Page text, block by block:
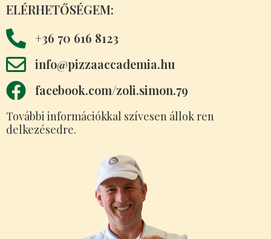
ELÉRHETŐSÉGEM:
+36 70 616 8123
info@pizzaaccademia.hu
facebook.com/zoli.simon.79
További információkkal szívesen állok ren​
delkezésedre.